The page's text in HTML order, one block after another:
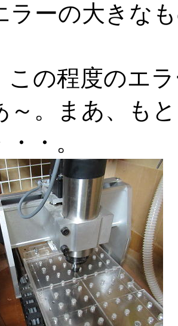
ラーの大きな
の程度のエ
～。まあ、も
・。